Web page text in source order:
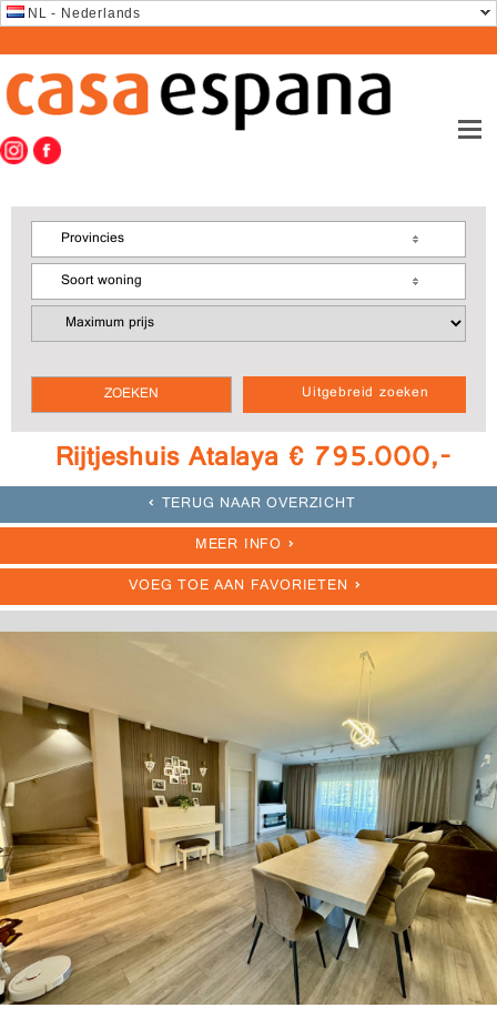
NL - Nederlands
Uitgebreid zoeken
Provincies
Soort woning
Rijtjeshuis Atalaya € 795.000,-
TERUG NAAR OVERZICHT
MEER INFO
VOEG TOE AAN FAVORIETEN